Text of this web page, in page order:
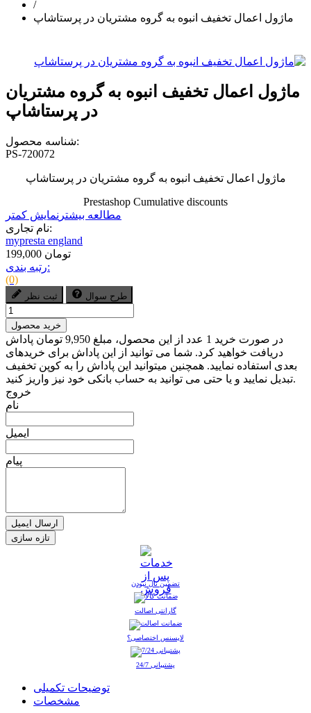
/
ماژول اعمال تخفیف انبوه به گروه مشتریان در پرستاشاپ
ماژول اعمال تخفیف انبوه به گروه مشتریان
در پرستاشاپ
شناسه محصول:
PS-720072
ماژول اعمال تخفیف انبوه به گروه مشتریان در پرستاشاپ
Prestashop Cumulative discounts
مطالعه بیشتر نمایش کمتر
نام تجاری:
mypresta england
199,000 تومان
رتبه بندی:
(0)
ثبت نظر طرح سوال
خرید محصول
در صورت خرید 1 عدد از این محصول، مبلغ 9,950 تومان پاداش
دریافت خواهید کرد. شما می توانید از این پاداش برای خریدهای
بعدی استفاده نمایید. همچنین میتوانید این پاداش را به کوپن تخفیف
تبدیل نمایید و یا حتی می توانید به حساب بانکی خود نیز واریز کنید.
خروج
نام
ایمیل
پیام
ارسال ایمیل
تضمین نال نبودن
گارانتی اصالت
لایسنس اختصاصی؟
پشتیبانی 24/7
توضیحات تکمیلی
مشخصات